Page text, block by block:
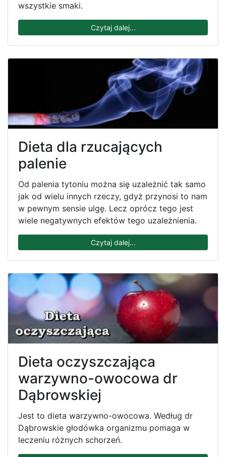
wszystkie smaki.
Czytaj dalej...
Dieta dla rzucających
palenie
Od palenia tytoniu można się uzależnić tak samo
jak od wielu innych rzeczy, gdyż przynosi to nam
w pewnym sensie ulgę. Lecz oprócz tego jest
wiele negatywnych efektów tego uzależnienia.
Czytaj dalej...
Dieta oczyszczająca
warzywno-owocowa dr
Dąbrowskiej
Jest to dieta warzywno-owocowa. Według dr
Dąbrowskie głodówka organizmu pomaga w
leczeniu różnych schorzeń.